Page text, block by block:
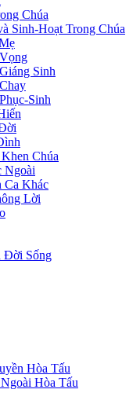
Chúa
Sinh-Hoạt Trong Chúa
Sinh
Sinh
Chúa
Ngoài
Ca Khác
Lời
Đời Sống
Hòa Tấu
Hòa Tấu